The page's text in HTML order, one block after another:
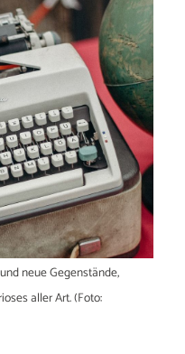
neue Gegenstände,
aller Art. (Foto: